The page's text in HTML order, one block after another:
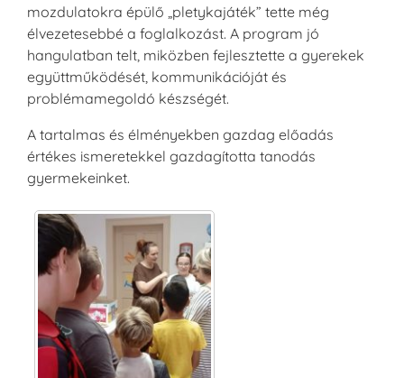
mozdulatokra épülő „pletykajáték” tette még
élvezetesebbé a foglalkozást. A program jó
hangulatban telt, miközben fejlesztette a gyerekek
együttműködését, kommunikációját és
problémamegoldó készségét.
A tartalmas és élményekben gazdag előadás
értékes ismeretekkel gazdagította tanodás
gyermekeinket.